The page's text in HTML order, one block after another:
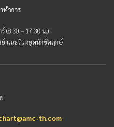
ทำการ
(8.30 – 17.30 น.)
ย์ และวันหยุดนักขัตฤกษ์
th.com